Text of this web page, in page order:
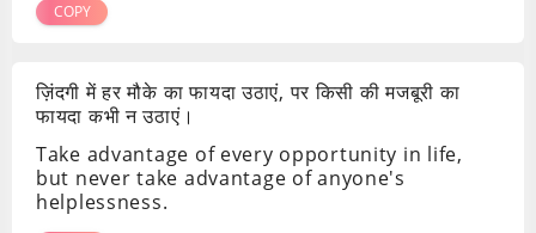
COPY
ज़िंदगी में हर मौके का फायदा उठाएं, पर किसी की मजबूरी का
फायदा कभी न उठाएं।
Take advantage of every opportunity in life,
but never take advantage of anyone's
helplessness.